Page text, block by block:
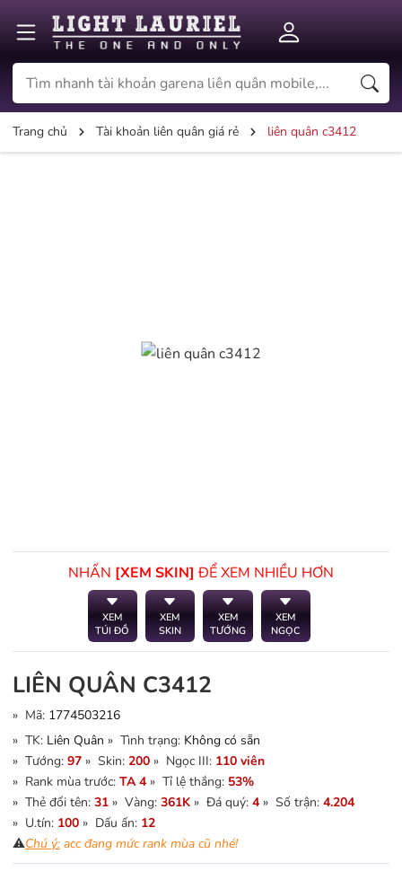
Trang chủ Tài khoản liên quân giá rẻ liên quân c3412
NHẤN [XEM SKIN] ĐỂ XEM NHIỀU HƠN
XEM
TÚI ĐỒ
XEM
SKIN
XEM
TƯỚNG
XEM
NGỌC
LIÊN QUÂN C3412
» Mã: 1774503216
» TK: Liên Quân » Tình trạng: Không có sẵn
» Tướng: 97 » Skin: 200 » Ngọc III: 110 viên
» Rank mùa trước: TA 4 » Tỉ lệ thắng: 53%
» Thẻ đổi tên: 31 » Vàng: 361K » Đá quý: 4 » Số trận: 4.204
» U.tín: 100 » Dấu ấn: 12
⚠️Chú ý: acc đang mức rank mùa cũ nhé!